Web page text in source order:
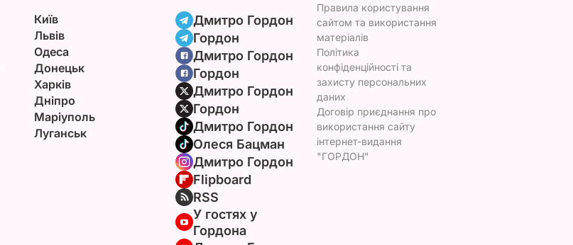
Київ
Львів
Одеса
Донецьк
Харків
Дніпро
Маріуполь
Луганськ
Дмитро Гордон
Гордон
Дмитро Гордон
Гордон
Дмитро Гордон
Гордон
Дмитро Гордон
Олеся Бацман
Дмитро Гордон
Flipboard
RSS
У гостях у
Гордона
Правила користування
сайтом та використання
матеріалів
Політика
конфіденційності та
захисту персональних
даних
Договір приєднання про
використання сайту
інтернет-видання
"ГОРДОН"